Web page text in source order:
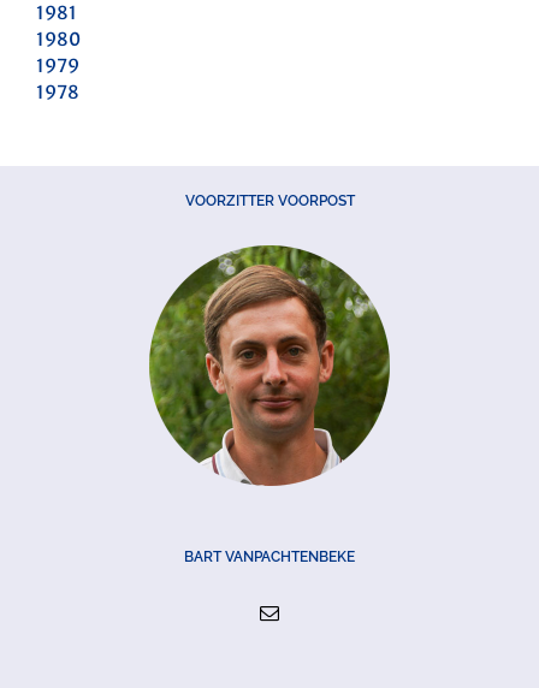
1981
1980
1979
1978
VOORZITTER VOORPOST
BART VANPACHTENBEKE